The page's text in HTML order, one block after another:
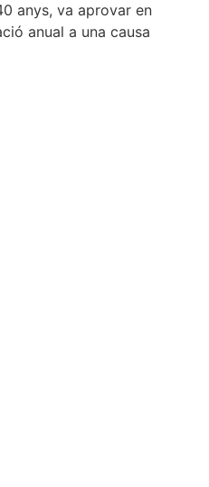
anys, va aprovar en
anual a una causa